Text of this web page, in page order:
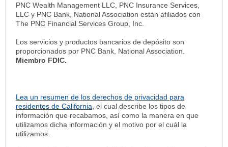
PNC Wealth Management LLC, PNC Insurance Services,
LLC y PNC Bank, National Association están afiliados con
The PNC Financial Services Group, Inc.
Los servicios y productos bancarios de depósito son
proporcionados por PNC Bank, National Association.
Miembro FDIC.
Lea un resumen de los derechos de privacidad para
residentes de California , el cual describe los tipos de
información que recabamos, así como la manera en que
utilizamos dicha información y el motivo por el cuál la
utilizamos.